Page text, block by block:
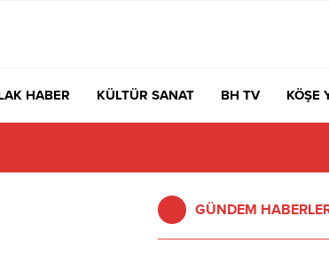
HABER KÜLTÜR SANAT BH TV KÖŞE
GÜNDEM